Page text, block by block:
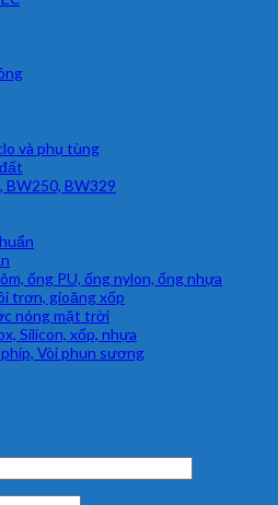
và phụ tùng
BW250, BW329
ống PU, ống nylon, ống nhựa
trơn, gioăng xốp
nóng mặt trời
Silicon, xốp, nhựa
Vòi phun sương